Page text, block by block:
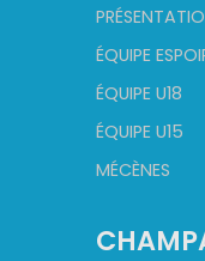
ÉQUIPE
ÉQUIPE U18
ÉQUIPE U15
MÉCÈNES